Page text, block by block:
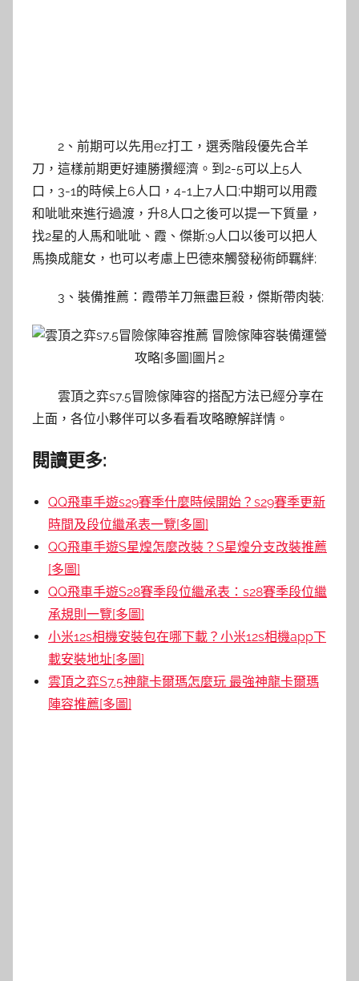
2、前期可以先用ez打工，選秀階段優先合羊
刀，這樣前期更好連勝攢經濟。到2-5可以上5人
口，3-1的時候上6人口，4-1上7人口;中期可以用霞
和呲呲來進行過渡，升8人口之後可以提一下質量，
找2星的人馬和呲呲、霞、傑斯;9人口以後可以把人
馬換成龍女，也可以考慮上巴德來觸發秘術師羈絆;
3、裝備推薦：霞帶羊刀無盡巨殺，傑斯帶肉裝;
雲頂之弈s7.5冒險傢陣容的搭配方法已經分享在
上面，各位小夥伴可以多看看攻略瞭解詳情。
閱讀更多:
QQ飛車手遊s29賽季什麼時候開始？s29賽季更新
時間及段位繼承表一覽[多圖]
QQ飛車手遊S星煌怎麼改裝？S星煌分支改裝推薦
[多圖]
QQ飛車手遊S28賽季段位繼承表：s28賽季段位繼
承規則一覽[多圖]
小米12s相機安裝包在哪下載？小米12s相機app下
載安裝地址[多圖]
雲頂之弈S7.5神龍卡爾瑪怎麼玩 最強神龍卡爾瑪
陣容推薦[多圖]